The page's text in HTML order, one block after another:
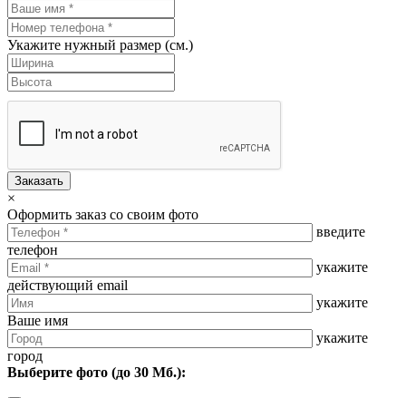
Укажите нужный размер (см.)
Заказать
×
Оформить заказ со своим фото
введите
телефон
укажите
действующий email
укажите
Ваше имя
укажите
город
Выберите фото (до 30 Мб.):